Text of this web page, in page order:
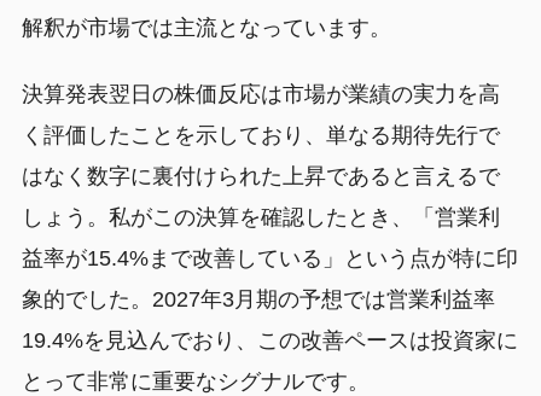
解釈が市場では主流となっています。
決算発表翌日の株価反応は市場が業績の実力を高
く評価したことを示しており、単なる期待先行で
はなく数字に裏付けられた上昇であると言えるで
しょう。私がこの決算を確認したとき、「営業利
益率が15.4%まで改善している」という点が特に印
象的でした。2027年3月期の予想では営業利益率
19.4%を見込んでおり、この改善ペースは投資家に
とって非常に重要なシグナルです。